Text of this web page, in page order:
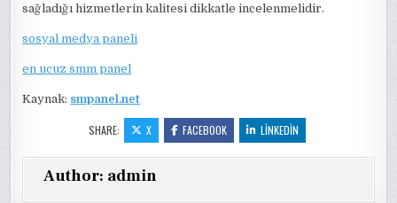
sağladığı hizmetlerin kalitesi dikkatle incelenmelidir.
sosyal medya paneli
en ucuz smm panel
Kaynak: smpanel.net
SHARE: X FACEBOOK LINKEDIN
Author: admin